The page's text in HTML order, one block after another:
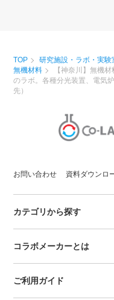
TOP 研究施設・ラボ・実験
無機材料
【神奈川】無機
のラボ。各種分光装置、電気
先）
お問い合わせ 資料ダウンロ
カテゴリから探す
コラボメーカーとは
ご利用ガイド